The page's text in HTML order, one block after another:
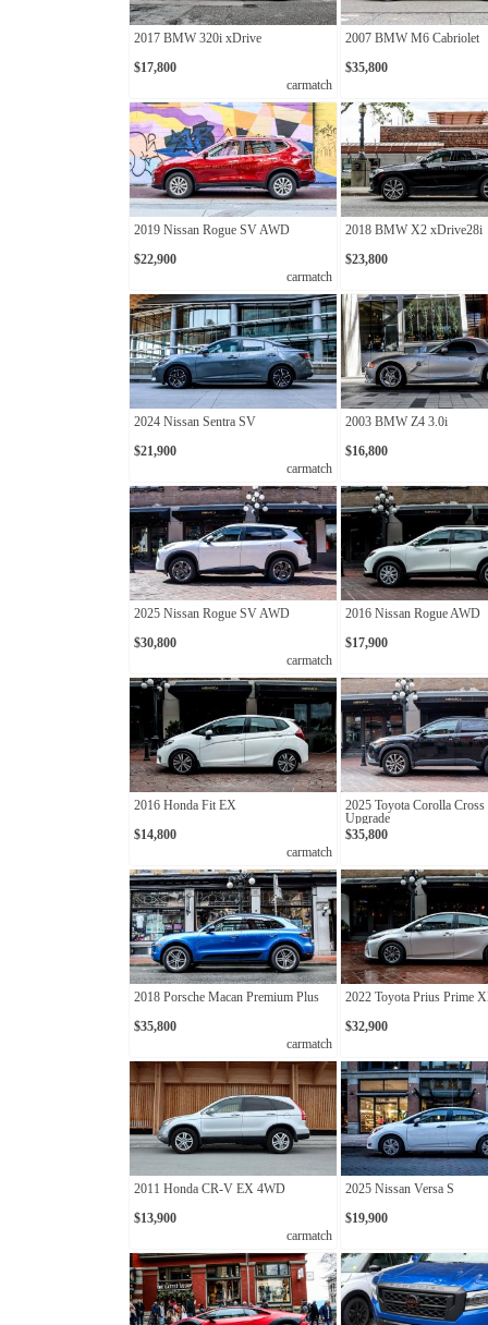
2017 BMW 320i xDrive
$17,800
carmatch
2007 BMW M6 Cabriolet
$35,800
2019 Nissan Rogue SV AWD
$22,900
carmatch
2018 BMW X2 xDrive28i
$23,800
2024 Nissan Sentra SV
$21,900
carmatch
2003 BMW Z4 3.0i
$16,800
2025 Nissan Rogue SV AWD
$30,800
carmatch
2016 Nissan Rogue AWD
$17,900
2016 Honda Fit EX
$14,800
carmatch
2025 Toyota Corolla Cross
Upgrade
$35,800
2018 Porsche Macan Premium Plus
$35,800
carmatch
2022 Toyota Prius Prime
$32,900
2011 Honda CR-V EX 4WD
$13,900
carmatch
2025 Nissan Versa S
$19,900